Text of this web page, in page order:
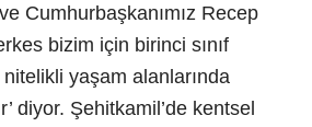
Cumhurbaşkanımız Recep
bizim için birinci sınıf
yaşam alanlarında
diyor. Şehitkamil’de kentsel